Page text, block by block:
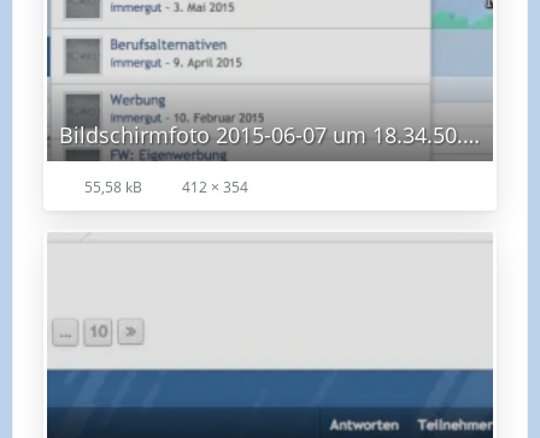
Bildschirmfoto 2015-06-07 um 18.34.50.png
55,58 kB 412 × 354